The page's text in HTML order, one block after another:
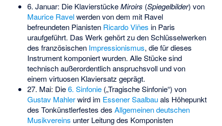
6. Januar: Die KlavierstückeMiroirs (Spiegelbilder) von
Maurice Ravelwerden von dem mit Ravel
befreundeten Pianisten Ricardo Viñes in Paris
uraufgeführt. Das Werk gehört zu den Schlüsselwerken
des französischen Impressionismus, die für dieses
Instrument komponiert wurden. Alle Stücke sind
technisch außerordentlich anspruchsvoll und von
einem virtuosen Klaviersatz geprägt.
27. Mai: Die6. Sinfonie(„Tragische Sinfonie“) von
Gustav Mahlerwird im Essener Saalbauals Höhepunkt
des Tonkünstlerfestes des Allgemeinen deutschen
Musikvereins unter Leitung des Komponisten